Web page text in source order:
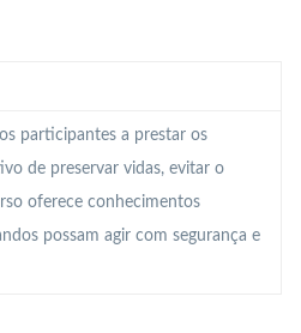
participantes a prestar os
de preservar vidas, evitar o
oferece conhecimentos
possam agir com segurança e